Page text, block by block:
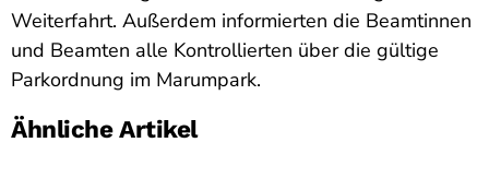
Weiterfahrt. Außerdem informierten die Beamtinnen
und Beamten alle Kontrollierten über die gültige
Parkordnung im Marumpark.
Ähnliche Artikel